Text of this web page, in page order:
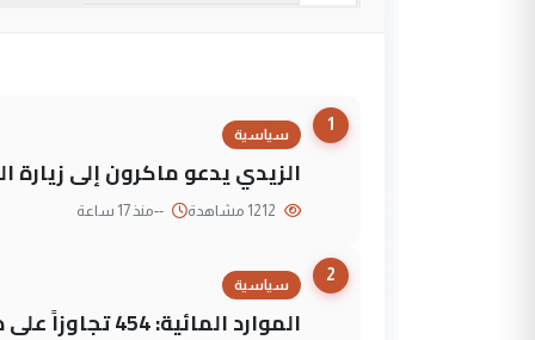
1
سياسية
الزيدي يدعو ماكرون إلى زيارة
--منذ 17 ساعة
2
سياسية
الموارد المائية: 454 تجاوزاً على دجلة تعود لجهات متنفذة